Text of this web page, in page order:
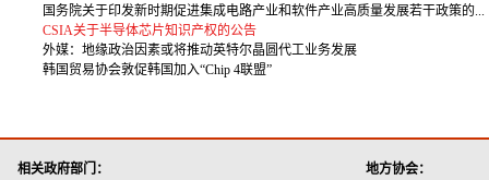
国务院关于印发新时期促进集成电路产业和软件产业高质量发展若干政策的...
CSIA关于半导体芯片知识产权的公告
外媒：地缘政治因素或将推动英特尔晶圆代工业务发展
韩国贸易协会敦促韩国加入“Chip 4联盟”